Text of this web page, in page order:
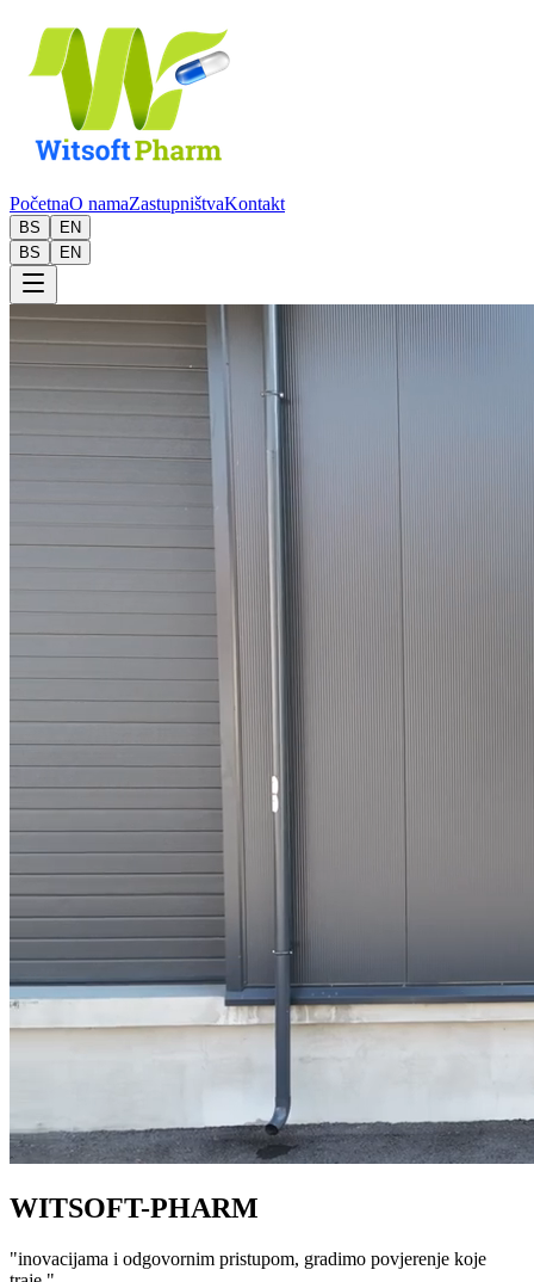
PočetnaO namaZastupništvaKontakt
BS
EN
BS
EN
WITSOFT-PHARM
"inovacijama i odgovornim pristupom, gradimo povjerenje koje